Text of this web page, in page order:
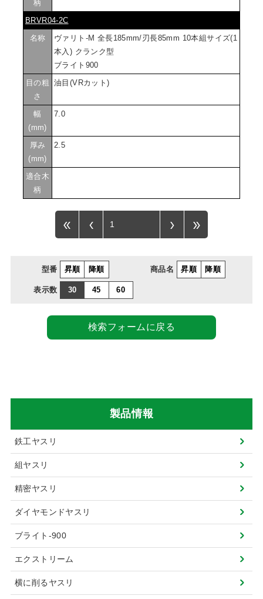
柄
BRVR04-2C
名称
ヴァリト-M 全長185mm/刃長85mm 10本組サイズ(1
本入) クランク型
ブライト900
目の粗
さ
油目(VRカット)
幅
(mm)
7.0
厚み
(mm)
2.5
適合木
柄
型番 昇順 降順 商品名 昇順 降順
表示数 30 45 60
検索フォームに戻る
製品情報
鉄工ヤスリ
組ヤスリ
精密ヤスリ
ダイヤモンドヤスリ
ブライト-900
エクストリーム
横に削るヤスリ